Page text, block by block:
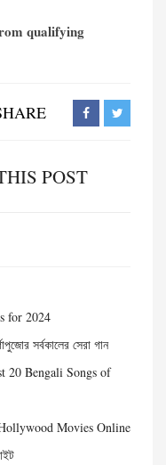
qualifying
POST
for 2024
সর্বকালের সেরা গান
20 Bengali Songs of
Movies Online